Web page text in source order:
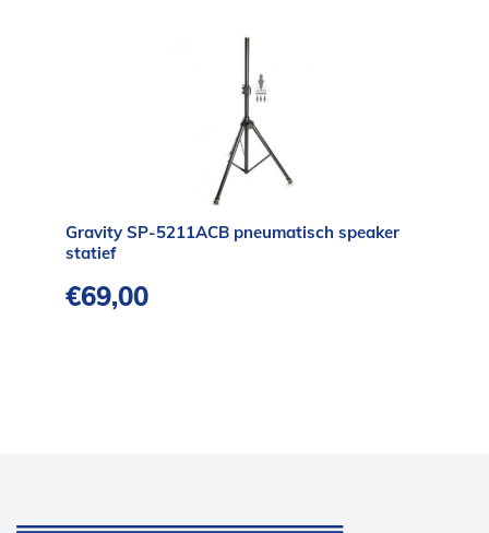
Gravity SP-5211ACB pneumatisch speaker
statief
€69,00